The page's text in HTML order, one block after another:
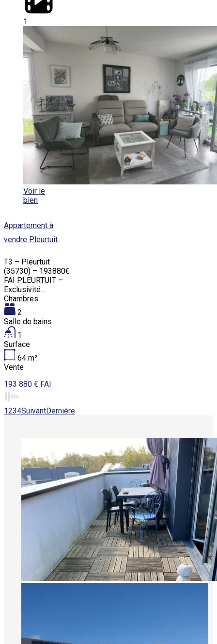
1
Voir le
bien
Appartement à
vendre Pleurtuit
T3 – Pleurtuit
(35730) – 193880€
FAI PLEURTUIT –
Exclusivité…
Chambres
2
Salle de bains
1
Surface
64 m²
Vente
193 880 € FAI
1234SuivantDernière